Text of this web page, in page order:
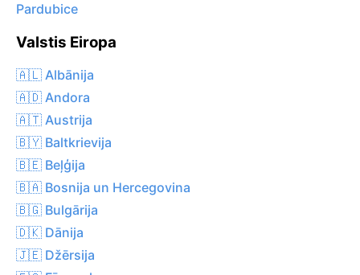
Pardubice
Valstis Eiropa
🇦🇱 Albānija
🇦🇩 Andora
🇦🇹 Austrija
🇧🇾 Baltkrievija
🇧🇪 Beļģija
🇧🇦 Bosnija un Hercegovina
🇧🇬 Bulgārija
🇩🇰 Dānija
🇯🇪 Džērsija